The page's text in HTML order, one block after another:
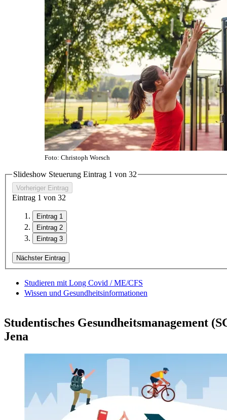
Foto: Christoph Worsch
Slideshow Steuerung Eintrag 1 von 32
Vorheriger Eintrag
Eintrag 1 von 32
Eintrag 1
Eintrag 2
Eintrag 3
Nächster Eintrag
Studieren mit Long Covid / ME/CFS
Wissen und Gesundheitsinformationen
Studentisches Gesundheitsmanagement
Jena